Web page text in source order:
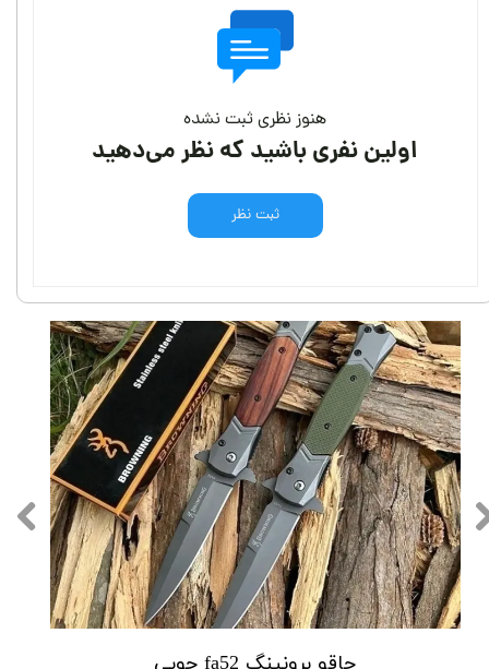
هنوز نظری ثبت نشده
اولین نفری باشید که نظر می‌دهید
ثبت نظر